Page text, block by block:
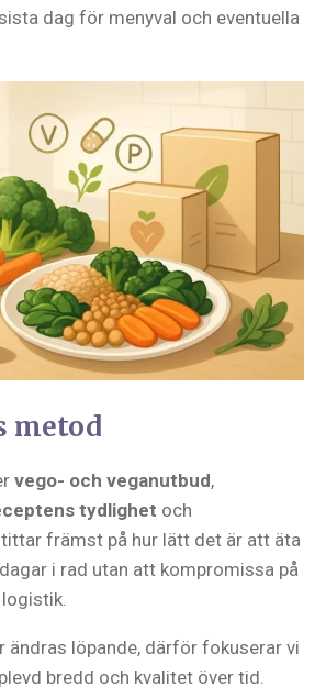
dag för menyval och eventuella
metod
vego- och veganutbud,
tydlighet och
tittar främst på hur lätt det är att äta
i rad utan att kompromissa på
ändras löpande, därför fokuserar vi
bredd och kvalitet över tid.